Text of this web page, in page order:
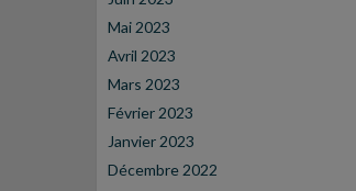
Mai 2023
Avril 2023
Mars 2023
Février 2023
Janvier 2023
Décembre 2022